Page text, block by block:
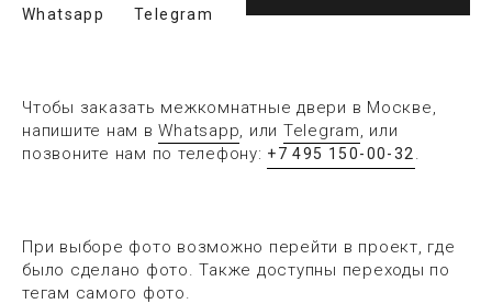
Whatsapp Telegram
Чтобы заказать межкомнатные двери в Москве,
напишите нам вWhatsapp, или Telegram, или
позвоните нам по телефону: +7 495 150-00-32 .
При выборе фото возможно перейти в проект, где
было сделано фото. Также доступны переходы по
тегам самого фото.